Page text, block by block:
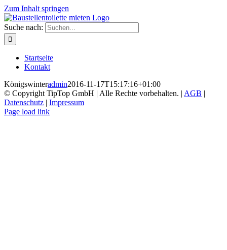
Zum Inhalt springen
Suche nach:
Startseite
Kontakt
Königswinteradmin2016-11-17T15:17:16+01:00
© Copyright TipTop GmbH | Alle Rechte vorbehalten. | AGB |
Datenschutz | Impressum
Page load link